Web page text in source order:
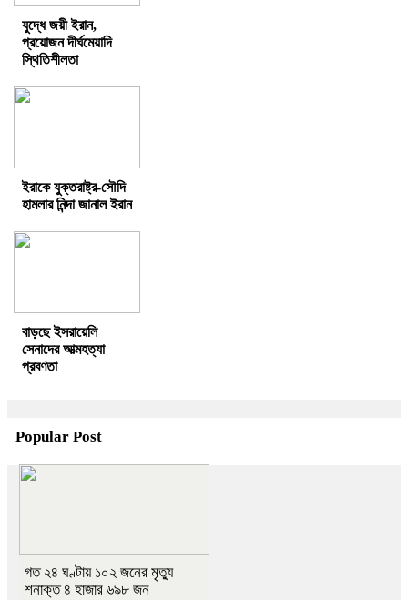
যুদ্ধে জয়ী ইরান,
প্রয়োজন দীর্ঘমেয়াদি
স্থিতিশীলতা
ইরাকে যুক্তরাষ্ট্র-সৌদি
হামলার নিন্দা জানাল ইরান
বাড়ছে ইসরায়েলি
সেনাদের আত্মহত্যা
প্রবণতা
Popular Post
গত ২৪ ঘণ্টায় ১০২ জনের মৃত্যু
শনাক্ত ৪ হাজার ৬৯৮ জন